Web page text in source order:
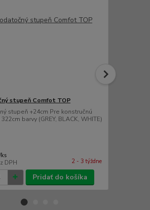
stupeň Comfot TOP
stupeň +24cm Pre konstručnú
barvy (GREY, BLACK, WHITE)
/ks
DPH 2 - 3 týždne
Pridať do košíka